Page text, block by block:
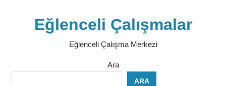
Eğlenceli Çalışmalar
Eğlenceli Çalışma Merkezi
Ara
ARA